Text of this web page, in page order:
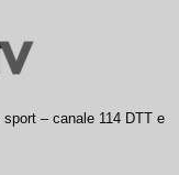
– canale 114 DTT e